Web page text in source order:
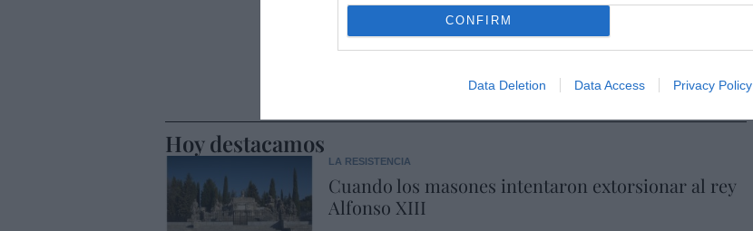
CONFIRM
Data Deletion Data Access Privacy Policy
Hoy destacamos
LA RESISTENCIA
Cuando los masones intentaron extorsionar al rey
Alfonso XIII